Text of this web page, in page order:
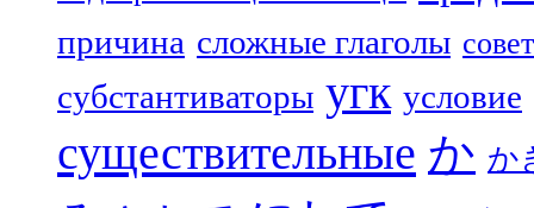
причина сложные глаголы совет
субстантиваторы угк условие
существительные か か